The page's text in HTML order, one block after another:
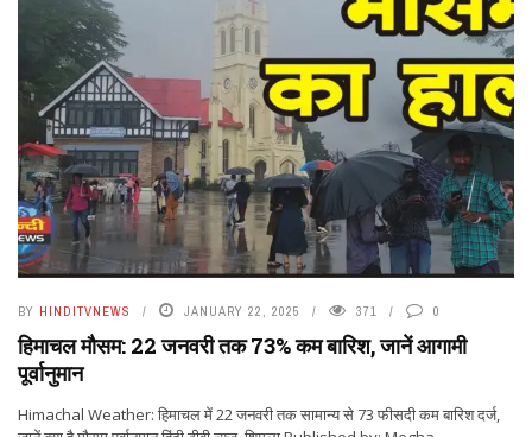
BY HINDITVNEWS JANUARY 22, 2025 371 0
हिमाचल मौसम: 22 जनवरी तक 73% कम बारिश, जानें आगामी
पूर्वानुमान
Himachal Weather: हिमाचल में 22 जनवरी तक सामान्य से 73 फीसदी कम बारिश दर्ज,